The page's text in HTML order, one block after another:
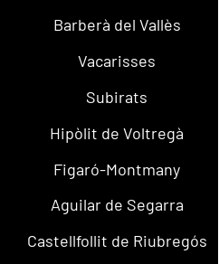
Barberà del Vallès
Vacarisses
Subirats
Hipòlit de Voltregà
Figaró-Montmany
Aguilar de Segarra
Castellfollit de Riubregós